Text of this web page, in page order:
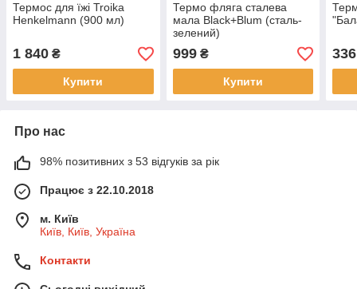
Термос для їжі Troika
Henkelmann (900 мл)
1 840 ₴
Купити
Термо фляга сталева
мала Black+Blum (сталь-
зелений)
999₴
Купити
336
Про нас
98% позитивних з 53 відгуків за рік
Працює з 22.10.2018
м. Київ
Київ, Київ, Україна
Контакти